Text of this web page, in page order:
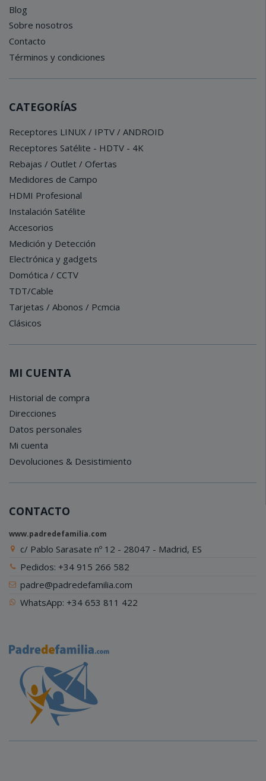
Blog
Sobre nosotros
Contacto
Términos y condiciones
CATEGORÍAS
Receptores LINUX / IPTV / ANDROID
Receptores Satélite - HDTV - 4K
Rebajas / Outlet / Ofertas
Medidores de Campo
HDMI Profesional
Instalación Satélite
Accesorios
Medición y Detección
Electrónica y gadgets
Domótica / CCTV
TDT/Cable
Tarjetas / Abonos / Pcmcia
Clásicos
MI CUENTA
Historial de compra
Direcciones
Datos personales
Mi cuenta
Devoluciones & Desistimiento
CONTACTO
www.padredefamilia.com
c/ Pablo Sarasate nº 12 - 28047 - Madrid, ES
Pedidos: +34 915 266 582
padre@padredefamilia.com
WhatsApp: +34 653 811 422